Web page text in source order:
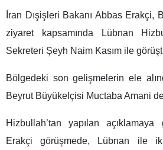
İran Dışişleri Bakanı Abbas Erakçi,
ziyaret kapsamında Lübnan
Sekreteri Şeyh Naim Kasım ile
Bölgedeki son gelişmelerin ele
Beyrut Büyükelçisi Muctaba Amani
Hizbullah’tan yapılan
Erakçi görüşmede, Lübnan ile